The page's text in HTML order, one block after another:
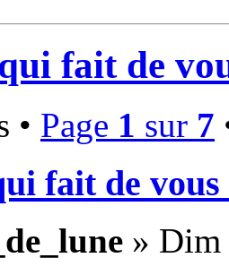
fait de
• Page 1 sur 7
fait de
» Dim